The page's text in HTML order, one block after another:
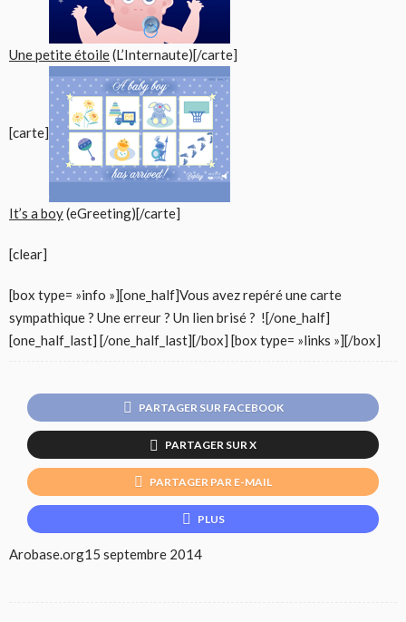
Une petite étoile(L’Internaute)[/carte]
[carte]
It’s a boy(eGreeting)[/carte]
[clear]
[box type= »info »][one_half]Vous avez repéré une carte
sympathique ? Une erreur ? Un lien brisé ? ![/one_half]
[one_half_last] [/one_half_last][/box] [box type= »links »][/box]
PARTAGER SUR FACEBOOK
PARTAGER SUR X
PARTAGER PAR E-MAIL
PLUS
Arobase.org15 septembre 2014